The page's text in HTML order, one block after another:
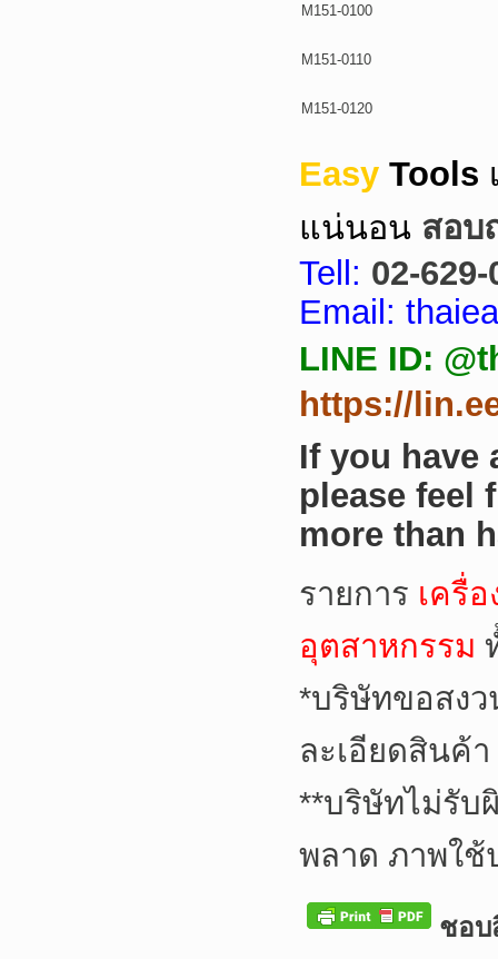
M151-0100
M151-0110
M151-0120
Easy Tools
แน่นอน สอบ
Tell: 02-629-
Email:
LINE ID:
https://
If you have
please feel
more than
รายการ เครื่
อุตสาหกรรม
*บริษัทขอสงว
ละเอียดสินค้
**บริษัทไม่รับ
พลาด ภาพใ
ชอบ